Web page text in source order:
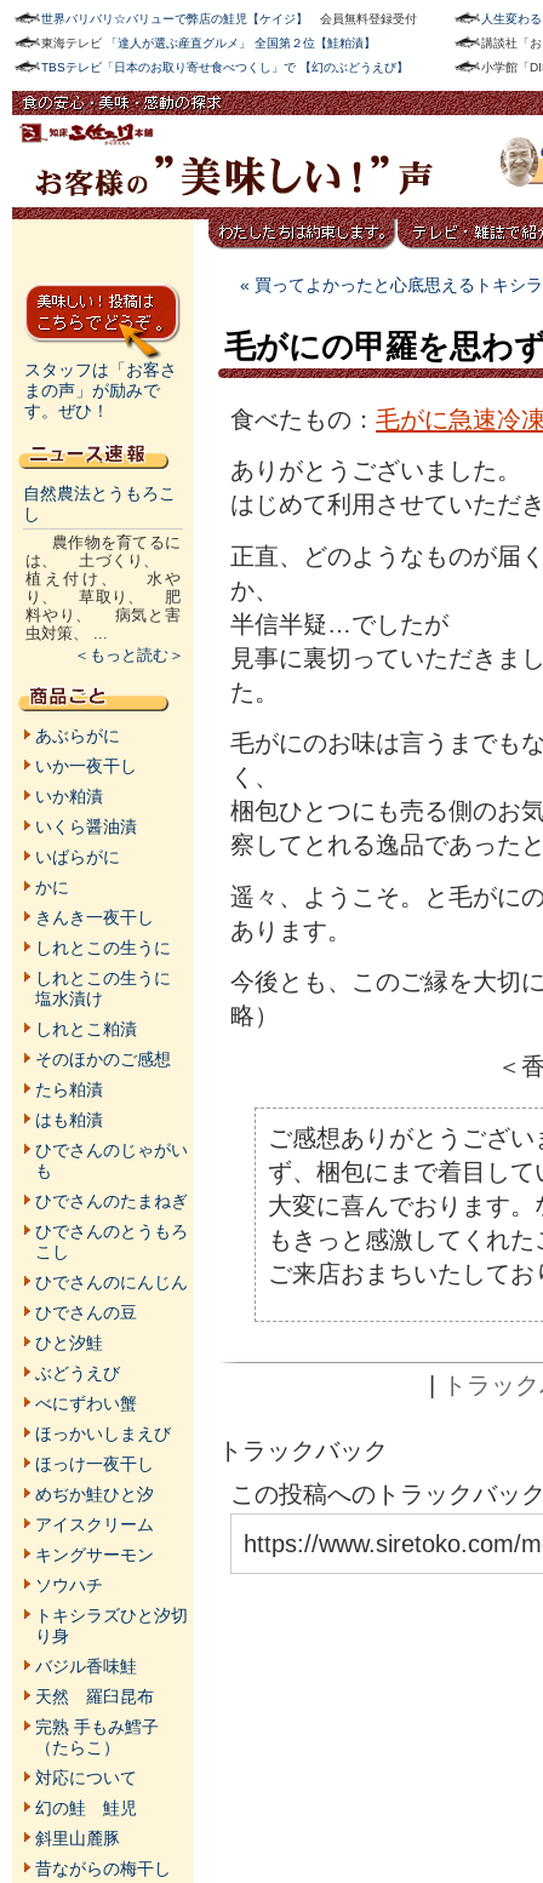
世界バリバリ☆バリューで弊店の鮭児【ケイジ】
会員無料登録受付
東海テレビ
「達人が選ぶ産直グルメ」 全国第２位【鮭粕漬】
TBSテレビ「日本のお取り寄せ食べつくし」で 【幻のぶどうえび】
人生変わ
講談社「
小学館「
« 買ってよかったと心底思えるトキシ
毛がにの甲羅を思わ
食べたもの： 毛がに急速冷
ありがとうございました。
はじめて利用させていただ
正直、どのようなものが届
か、
半信半疑…でしたが
見事に裏切っていただきま
た。
毛がにのお味は言うまでも
く、
梱包ひとつにも売る側のお
察してとれる逸品であった
遥々、ようこそ。と毛がに
あります。
今後とも、このご縁を大切
略）
＜
ご感想ありがとうござ
ず、梱包にまで着目し
大変に喜んでおります
もきっと感激してくれ
ご来店おまちいたしてお
| トラッ
トラックバック
この投稿へのトラックバッ
https://www.siretoko.com/
スタッフは「お客さ
まの声」が励みで
す。ぜひ！
自然農法とうもろこ
し
農作物を育てるに
は、 土づくり、
植え付け、 水や
り、 草取り、 肥
料やり、 病気と害
虫対策、 ...
＜もっと読む＞
あぶらがに
いか一夜干し
いか粕漬
いくら醤油漬
いばらがに
かに
きんき一夜干し
しれとこの生うに
しれとこの生うに
塩水漬け
しれとこ粕漬
そのほかのご感想
たら粕漬
はも粕漬
ひでさんのじゃがい
も
ひでさんのたまねぎ
ひでさんのとうもろ
こし
ひでさんのにんじん
ひでさんの豆
ひと汐鮭
ぶどうえび
べにずわい蟹
ほっかいしまえび
ほっけ一夜干し
めぢか鮭ひと汐
アイスクリーム
キングサーモン
ソウハチ
トキシラズひと汐切
り身
バジル香味鮭
天然 羅臼昆布
完熟 手もみ鱈子
（たらこ）
対応について
幻の鮭 鮭児
斜里山麓豚
昔ながらの梅干し